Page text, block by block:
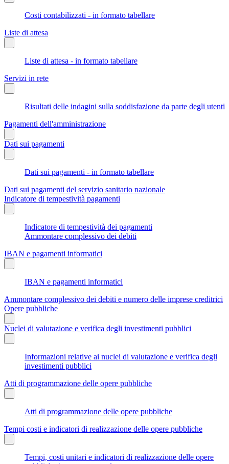
Costi contabilizzati - in formato tabellare
Liste di attesa
Liste di attesa - in formato tabellare
Servizi in rete
Risultati delle indagini sulla soddisfazione da parte degli utenti
Pagamenti dell'amministrazione
Dati sui pagamenti
Dati sui pagamenti - in formato tabellare
Dati sui pagamenti del servizio sanitario nazionale
Indicatore di tempestività pagamenti
Indicatore di tempestività dei pagamenti
Ammontare complessivo dei debiti
IBAN e pagamenti informatici
IBAN e pagamenti informatici
Ammontare complessivo dei debiti e numero delle imprese creditrici
Opere pubbliche
Nuclei di valutazione e verifica degli investimenti pubblici
Informazioni relative ai nuclei di valutazione e verifica degli
investimenti pubblici
Atti di programmazione delle opere pubbliche
Atti di programmazione delle opere pubbliche
Tempi costi e indicatori di realizzazione delle opere pubbliche
Tempi, costi unitari e indicatori di realizzazione delle opere